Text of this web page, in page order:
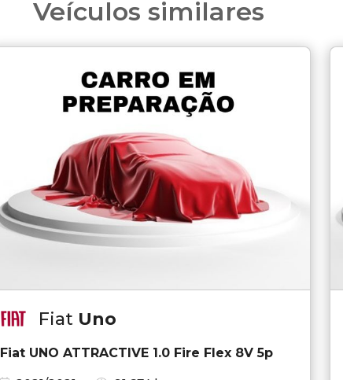
Veículos similares
Fiat Uno
Fiat UNO ATTRACTIVE 1.0 Fire Flex 8V 5p